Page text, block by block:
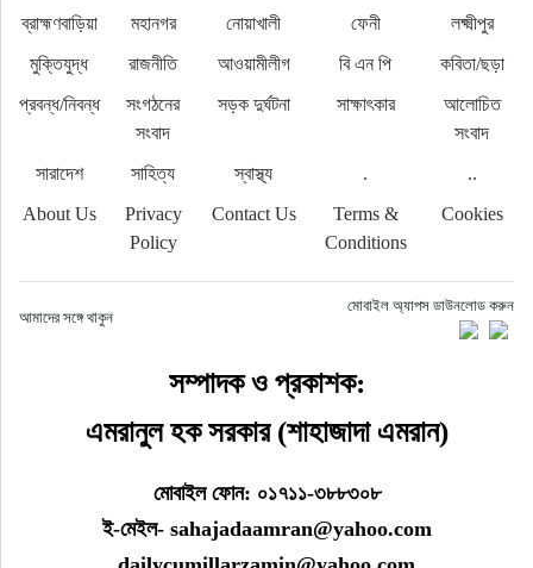
ব্রাহ্মণবাড়িয়া মহানগর নোয়াখালী ফেনী
লক্ষ্মীপুর
মুক্তিযুদ্ধ
রাজনীতি আওয়ামীলীগ বি এন পি
কবিতা/ছড়া
প্রবন্ধ/নিবন্ধ
সংগঠনের
সংবাদ
সড়ক দুর্ঘটনা সাক্ষাৎকার
আলোচিত
সংবাদ
সারাদেশ
সাহিত্য স্বাস্থ্য .
..
About Us
Privacy
Policy
Contact Us
Terms &
Conditions
Cookies
আমাদের সঙ্গে থাকুন
মোবাইল অ্যাপস ডাউনলোড করুন
সম্পাদক ও প্রকাশক:
এমরানুল হক সরকার (শাহাজাদা এমরান)
মোবাইল ফোন: ০১৭১১-৩৮৮৩০৮
ই-মেইল- sahajadaamran@yahoo.com